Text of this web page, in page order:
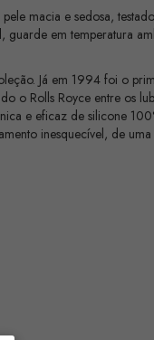
macia e sedosa, testado
em temperatura
Já em 1994 foi o
o Rolls Royce entre os
e eficaz de silicone
inesquecível, de